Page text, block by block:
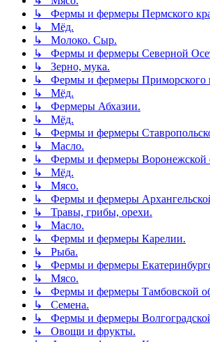
↳ Фермы и фермеры Пермского
↳ Мёд.
↳ Молоко. Сыр.
↳ Фермы и фермеры Северной
↳ Зерно, мука.
↳ Фермы и фермеры Приморского
↳ Мёд.
↳ Фермеры Абхазии.
↳ Мёд.
↳ Фермы и фермеры
↳ Масло.
↳ Фермы и фермеры Воронежской
↳ Мёд.
↳ Мясо.
↳ Фермы и фермеры
↳ Травы, грибы, орехи.
↳ Масло.
↳ Фермы и фермеры Карелии.
↳ Рыба.
↳ Фермы и фермеры
↳ Мясо.
↳ Фермы и фермеры Тамбовской
↳ Семена.
↳ Фермы и фермеры
↳ Овощи и фрукты.